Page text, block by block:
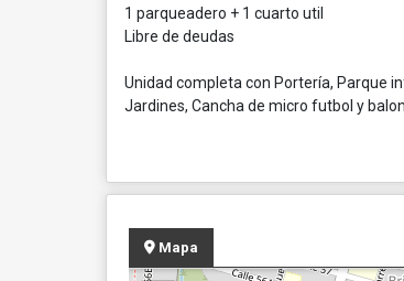
1 parqueadero + 1 cuarto util
Libre de deudas
Unidad completa con Portería, Parque
Jardines, Cancha de micro futbol y
Mapa